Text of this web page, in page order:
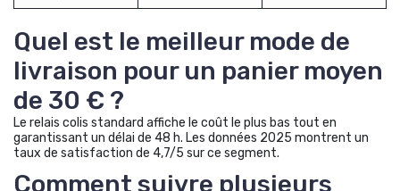
Quel est le meilleur mode de
livraison pour un panier moyen
de 30 € ?
Le relais colis standard affiche le coût le plus bas tout en
garantissant un délai de 48 h. Les données 2025 montrent un
taux de satisfaction de 4,7/5 sur ce segment.
Comment suivre plusieurs